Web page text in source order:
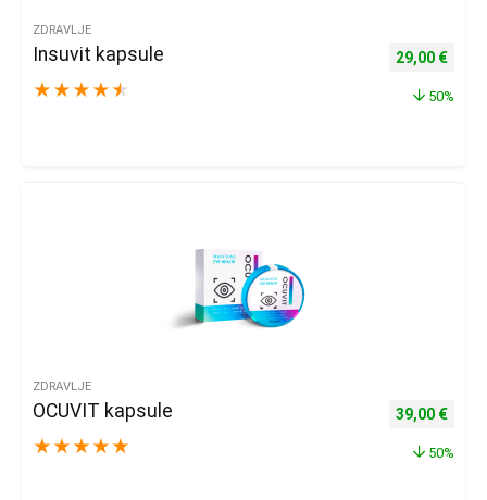
ZDRAVLJE
Insuvit kapsule
★ ★ ★ ★ ★
Izvorna
29,00 €
50%
ZDRAVLJE
OCUVIT kapsule
★ ★ ★ ★ ★
Izvorna
39,00 €
50%